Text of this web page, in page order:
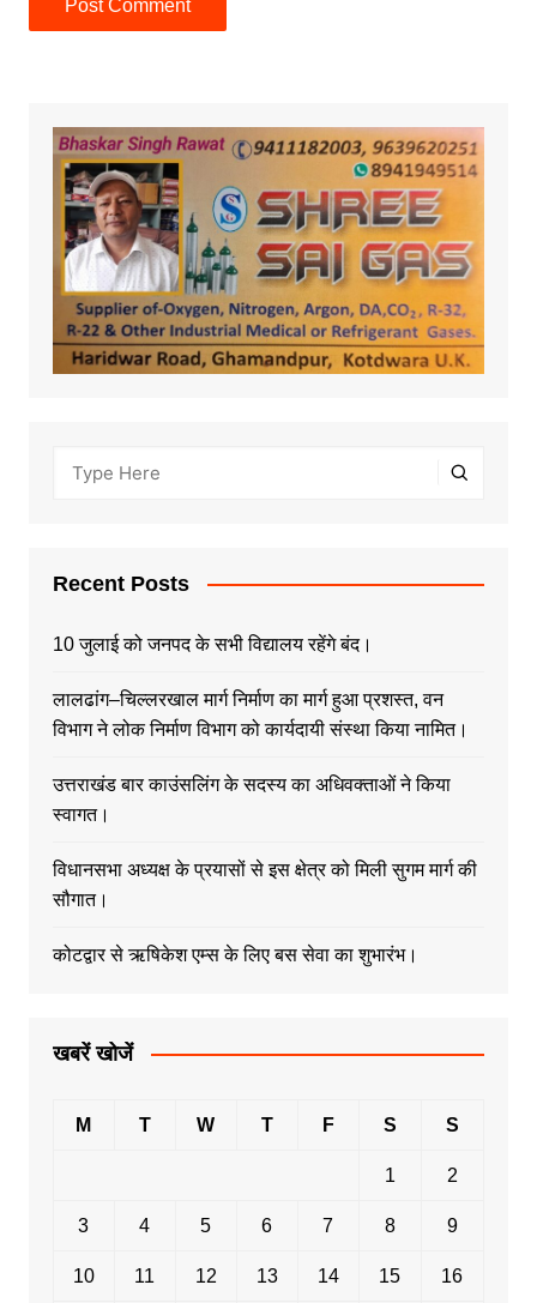
Recent Posts
10 जुलाई को जनपद के सभी विद्यालय रहेंगे बंद।
लालढांग–चिल्लरखाल मार्ग निर्माण का मार्ग हुआ प्रशस्त, वन
विभाग ने लोक निर्माण विभाग को कार्यदायी संस्था किया नामित।
उत्तराखंड बार काउंसलिंग के सदस्य का अधिवक्ताओं ने किया
स्वागत।
विधानसभा अध्यक्ष के प्रयासों से इस क्षेत्र को मिली सुगम मार्ग की
सौगात।
कोटद्वार से ऋषिकेश एम्स के लिए बस सेवा का शुभारंभ।
खबरें खोजें
M T W T F S S
1 2
3 4 5 6 7 8 9
10 11 12 13 14 15 16